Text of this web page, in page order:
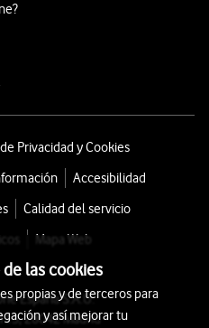
Privacidad y Cookies
Accesibilidad
Calidad del servicio
Mapa Web
España S.A.U.
28042 Madrid
de las cookies
propias y de terceros para
y así mejorar tu